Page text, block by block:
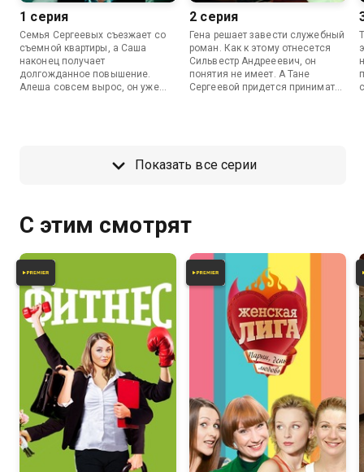
1 серия
Семья Сергеевых съезжает со
съемной квартиры, а Саша
наконец получает
долгожданное повышение.
Алеша совсем вырос, он уже
2 серия
Гена решает завести служебный
роман. Как к этому отнесется
Сильвестр Андрееевич, он
понятия не имеет. А Тане
Сергеевой придется принимать
Показать все серии
С этим смотрят
4.2 3.7